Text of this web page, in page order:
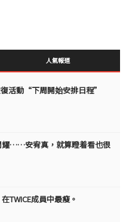
人氣報道
復活動“下周開始安排日程”
耀……安宥真，就算瞪着看也很
TWICE成員中最瘦。